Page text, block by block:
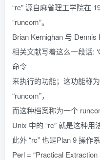
“rc” 源自麻省理工学院在
“runcom”。
Brian Kernighan 与
相关文献写着这么一段话:
命令
来执行的功能；这功能称
“runcom”，
而这种档案称为一个
Unix 中的 “rc” 就是这种用
此外 “rc” 也是Plan 9 操作
Perl = “Practical